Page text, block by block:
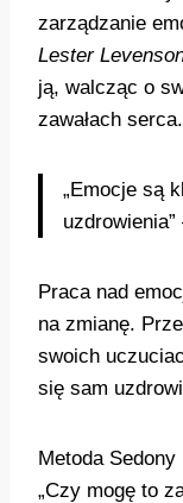
zarządzanie
Lester
ją, walcząc o
zawałach serca.
„Emocje są
Praca nad
na zmianę.
swoich
się sam
Metoda
„Czy mogę to